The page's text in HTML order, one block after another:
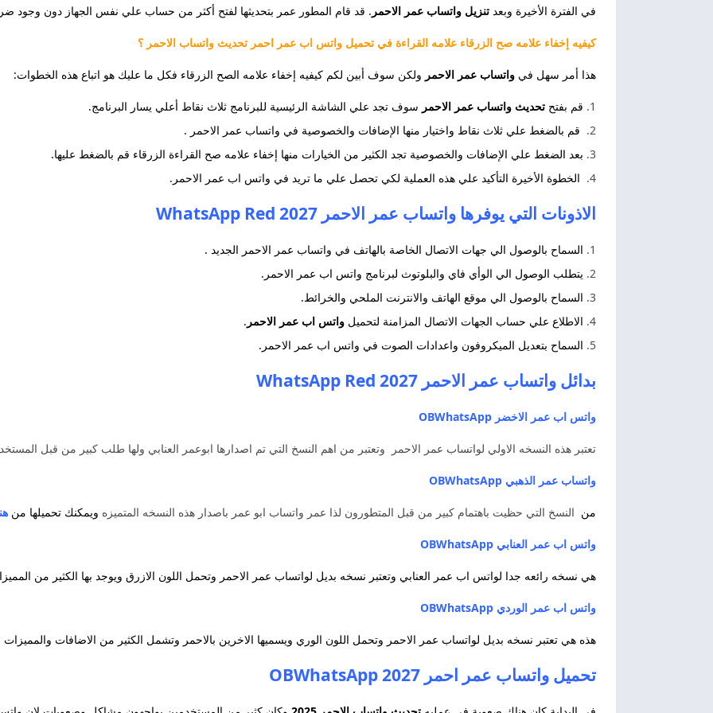
في الفترة الأخيرة وبعد تنزيل واتساب عمر الاحمر . قد قام المطور عمر بتحديثها لفتح أكثر من حساب علي نفس الجهاز دون وجود
كيفيه إخفاء علامه صح الزرقاء علامه القراءة في تحميل واتس اب عمر احمر تحديث واتساب الاحمر ؟
هذا أمر سهل في واتساب عمر الاحمر ولكن سوف أبين لكم كيفيه إخفاء علامه الصح الزرقاء فكل ما عليك هو اتباع هذه الخطوات:
قم بفتح تحديث واتساب عمر الاحمر سوف تجد علي الشاشة الرئيسية للبرنامج ثلاث نقاط أعلي يسار البرنامج.
قم بالضغط علي ثلاث نقاط واختيار منها الإضافات والخصوصية في واتساب عمر الاحمر .
بعد الضغط علي الإضافات والخصوصية تجد الكثير من الخيارات منها إخفاء علامه صح القراءة الزرقاء قم بالضغط عليها.
الخطوة الأخيرة التأكيد علي هذه العملية لكي تحصل علي ما تريد في واتس اب عمر الاحمر.
الاذونات التي يوفرها واتساب عمر الاحمر 2027 WhatsApp Red
السماح بالوصول الي جهات الاتصال الخاصة بالهاتف في واتساب عمر الاحمر الجديد .
يتطلب الوصول الي الوأي فاي والبلوتوث لبرنامج واتس اب عمر الاحمر.
السماح بالوصول الي موقع الهاتف والانترنت الملحي والخرائط.
الاطلاع علي حساب الجهات الاتصال المزامنة لتحميل واتس اب عمر الاحمر .
السماح بتعديل الميكروفون واعدادات الصوت في واتس اب عمر الاحمر.
بدائل واتساب عمر الاحمر 2027 WhatsApp Red
واتس اب عمر الاخضر OBWhatsApp
تعتبر هذه النسخه الاولي لواتساب عمر الاحمر وتعتبر من اهم النسخ التي تم اصدارها ابوعمر العنابي ولها طلب كبير من قبل
واتساب عمر الذهبي OBWhatsApp
من النسخ التي حظيت باهتمام كبير من قبل المتطورون لذا عمر واتساب ابو عمر باصدار هذه النسخه المتميزه ويمكنك تحميلها من
واتس اب عمر العنابي OBWhatsApp
هي نسخه رائعه جدا لواتس اب عمر العنابي وتعتبر نسخه بديل لواتساب عمر الاحمر وتحمل اللون الازرق ويوجد بها الكثير من
واتس اب عمر الوردي OBWhatsApp
هذه هي تعتبر نسخه بديل لواتساب عمر الاحمر وتحمل اللون الوري ويسميها الاخرين بالاحمر وتشمل الكثير من الاضافات
تحميل واتساب عمر احمر 2027 OBWhatsApp